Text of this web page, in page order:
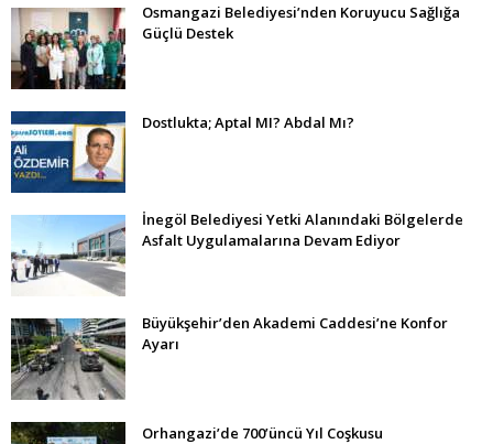
Osmangazi Belediyesi’nden Koruyucu Sağlığa
Güçlü Destek
Dostlukta; Aptal MI? Abdal Mı?
İnegöl Belediyesi Yetki Alanındaki Bölgelerde
Asfalt Uygulamalarına Devam Ediyor
Büyükşehir’den Akademi Caddesi’ne Konfor
Ayarı
Orhangazi’de 700’üncü Yıl Coşkusu